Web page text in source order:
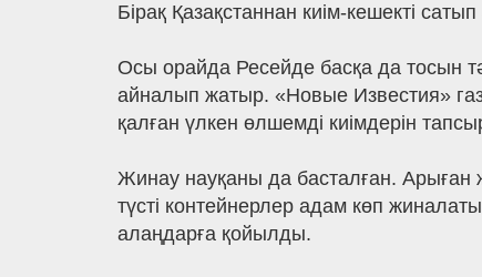
Бірақ Қазақстаннан киім-кешекті
Осы орайда Ресейде басқа да тосын
айналып жатыр. «Новые Известия»
қалған үлкен өлшемді киімдерін
Жинау науқаны да басталған.
түсті контейнерлер адам көп
алаңдарға қойылды.